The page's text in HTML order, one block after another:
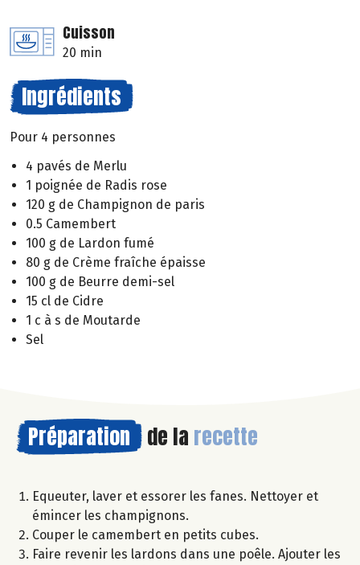
Cuisson
20 min
Ingrédients
Pour 4 personnes
4 pavés de Merlu
1 poignée de Radis rose
120 g de Champignon de paris
0.5 Camembert
100 g de Lardon fumé
80 g de Crème fraîche épaisse
100 g de Beurre demi-sel
15 cl de Cidre
1 c à s de Moutarde
Sel
Préparation de la recette
Equeuter, laver et essorer les fanes. Nettoyer et
émincer les champignons.
Couper le camembert en petits cubes.
Faire revenir les lardons dans une poêle. Ajouter les